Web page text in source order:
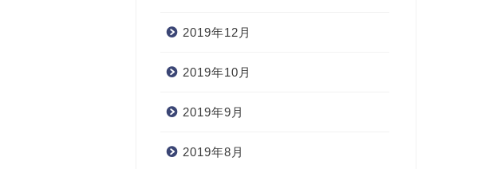
2019年12月
2019年10月
2019年9月
2019年8月